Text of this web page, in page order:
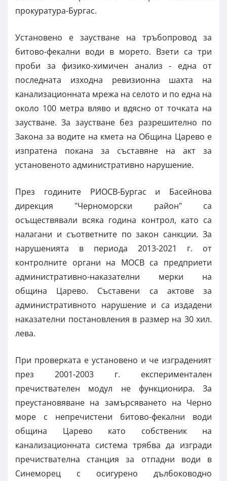
прокуратура-Бургас.
Установено е заустване на тръбопровод за
битово-фекални води в морето. Взети са три
проби за физико-химичен анализ - една от
последната изходна ревизионна шахта на
канализационната мрежа на селото и по една на
около 100 метра вляво и вдясно от точката на
заустване. За заустване без разрешително по
Закона за водите на кмета на Община Царево е
изпратена покана за съставяне на акт за
установеното административно нарушение.
През годините РИОСВ-Бургас и Басейнова
дирекция "Черноморски район" са
осъществявали всяка година контрол, като са
налагани и съответните по закон санкции. За
нарушенията в периода 2013-2021 г. от
контролните органи на МОСВ са предприети
административно-наказателни мерки на
община Царево. Съставени са актове за
административното нарушение и са издадени
наказателни постановления в размер на 30 хил.
лева.
При проверката е установено и че изграденият
през 2001-2003 г. експериментален
пречиствателен модул не функционира. За
преустановяване на замърсяването на Черно
море с непречистени битово-фекални води
община Царево като собственик на
канализационната система трябва да изгради
пречиствателна станция за отпадни води в
Синеморец с осигурено дълбоководно